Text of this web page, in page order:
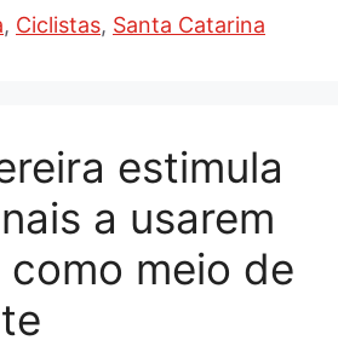
, Ciclistas, Santa Catarina
estimula
a usarem
meio de